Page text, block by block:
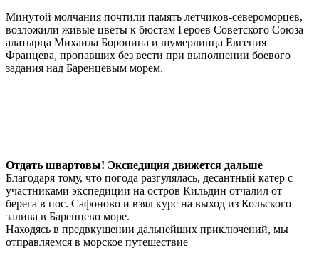
Минутой молчания почтили память летчиков-североморцев,
возложили живые цветы к бюстам Героев Советского Союза
алатырца Михаила Боронина и шумерлинца Евгения
Францева, пропавших без вести при выполнении боевого
задания над Баренцевым морем.
Отдать швартовы! Экспедиция движется дальше
Благодаря тому, что погода разгулялась, десантный катер с
участниками экспедиции на остров Кильдин отчалил от
берега в пос. Сафоново и взял курс на выход из Кольского
залива в Баренцево море.
Находясь в предвкушении дальнейших приключений, мы
отправляемся в морское путешествие